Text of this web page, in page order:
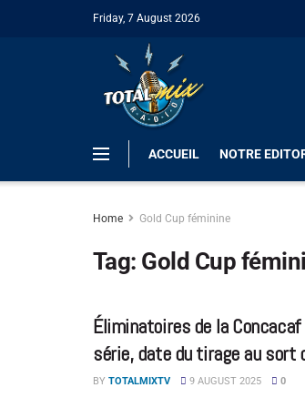
Friday, 7 August 2026
ACCUEIL NOTRE
Home Gold Cup féminine
Tag: Gold Cup
Éliminatoires de la
série, date du tirage au sort
BY TOTALMIXTV 9 AUGUST 2025 0